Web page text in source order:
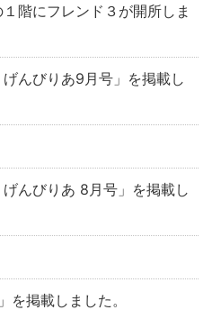
階にフレンド３が開所しま
んびりあ9月号」を掲載し
んびりあ 8月号」を掲載し
を掲載しました。